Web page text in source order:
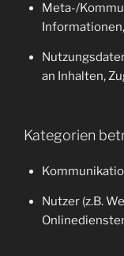
Meta-/
an Inhalten,
Kategorien
Nutzer (z.B.